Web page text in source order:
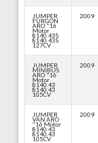
JUMPER
FURGON
ARO "16
Motor
8140.43S
8140.43S
127CV
2009
JUMPER
MINIBUS
ARO "16
Motor
8140.43
8140.43
105CV
2009
JUMPER
VAN ARO
"16 Motor
8140.43
8140.43
105CV
2009